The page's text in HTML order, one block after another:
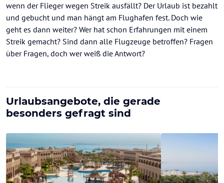
wenn der Flieger wegen Streik ausfällt? Der Urlaub ist bezahlt
und gebucht und man hängt am Flughafen fest. Doch wie
geht es dann weiter? Wer hat schon Erfahrungen mit einem
Streik gemacht? Sind dann alle Flugzeuge betroffen? Fragen
über Fragen, doch wer weiß die Antwort?